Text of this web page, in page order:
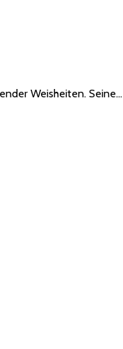
Weisheiten. Seine…